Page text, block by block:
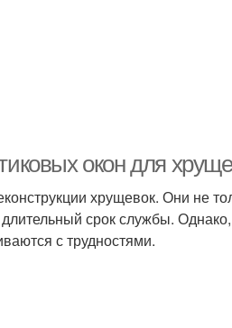
окон для
хрущевок. Они не
срок службы.
с трудностями.